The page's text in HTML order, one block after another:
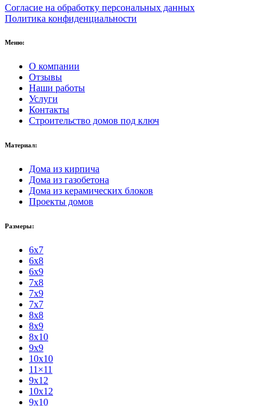
Согласие на обработку персональных данных
Политика конфиденциальности
Меню:
О компании
Отзывы
Наши работы
Услуги
Контакты
Строительство домов под ключ
Материал:
Дома из кирпича
Дома из газобетона
Дома из керамических блоков
Проекты домов
Размеры:
6x7
6x8
6x9
7x8
7x9
7x7
8x8
8x9
8x10
9x9
10x10
11×11
9x12
10x12
9x10